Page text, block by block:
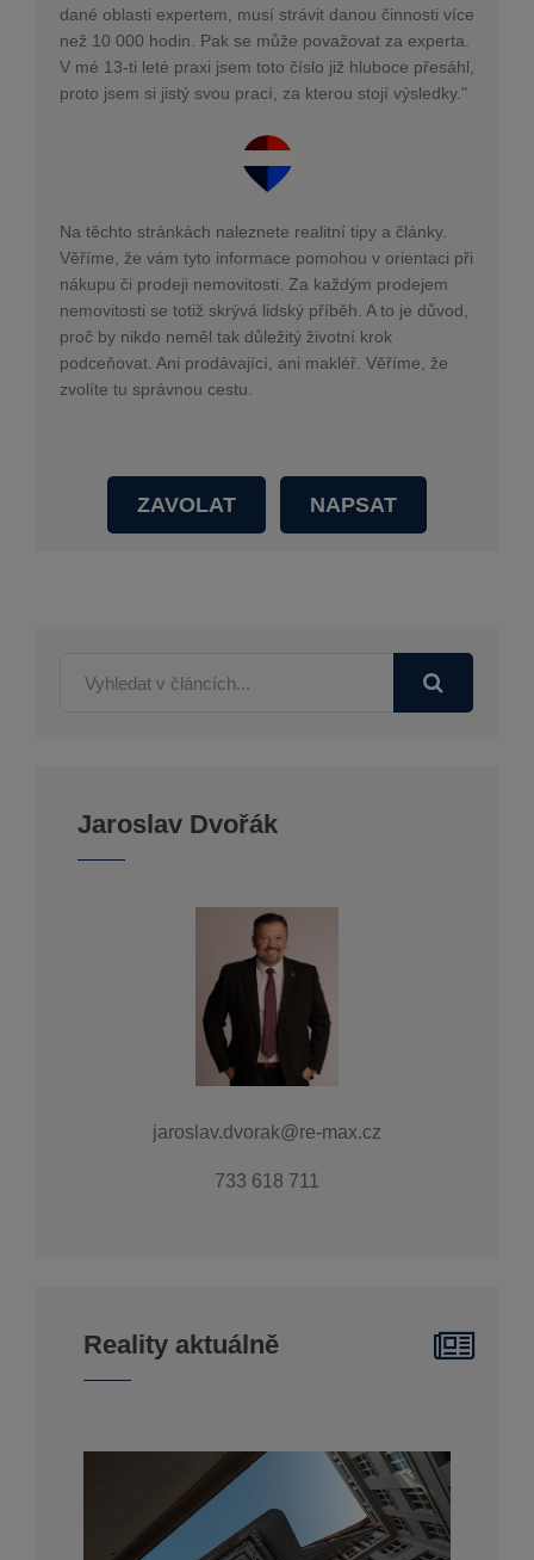
dané oblasti expertem, musí strávit danou činnosti více
než 10 000 hodin. Pak se může považovat za experta.
V mé 13-ti leté praxi jsem toto číslo již hluboce přesáhl,
proto jsem si jistý svou prací, za kterou stojí výsledky."
Na těchto stránkách naleznete realitní tipy a články.
Věříme, že vám tyto informace pomohou v orientaci při
nákupu či prodeji nemovitosti. Za každým prodejem
nemovitosti se totiž skrývá lidský příběh. A to je důvod,
proč by nikdo neměl tak důležitý životní krok
podceňovat. Ani prodávající, ani makléř. Věříme, že
zvolíte tu správnou cestu.
ZAVOLAT NAPSAT
Jaroslav Dvořák
jaroslav.dvorak@re-max.cz
733 618 711
Reality aktuálně